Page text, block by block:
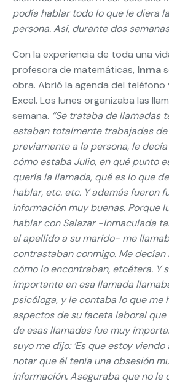
podía hablar todo lo que le diera
persona. Así, durante dos
Con la experiencia de toda una
profesora de matemáticas, Inma
obra. Abrió la agenda del teléfono
Excel. Los lunes organizaba las
semana. “Se trataba de llamadas
estaban totalmente trabajadas
previamente a la persona, le
cómo estaba Julio, en qué punto
quería la llamada, qué es lo que
hablar, etc. etc. Y además fueron
información muy buenas. Porque
hablar con Salazar -Inmaculada
el apellido a su marido- me
contrastaban conmigo. Me decían
cómo lo encontraban, etcétera. Y
importante en esa llamada
psicóloga, y le contaba lo que me
aspectos de su faceta laboral que
de esas llamadas fue muy
suyo me dijo: ‘Es que estoy
notar que él tenía una obsesión
información. Aseguraba que no le